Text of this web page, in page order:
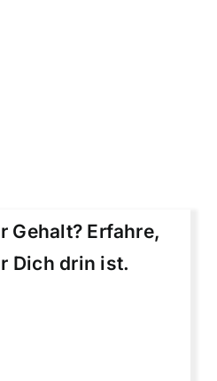
Gehalt? Erfahre,
Dich drin ist.